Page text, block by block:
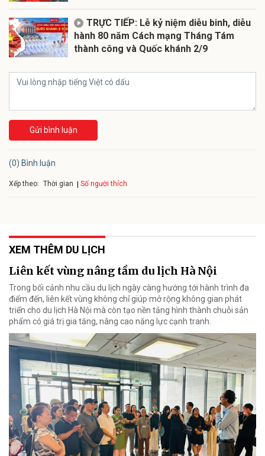
TRỰC TIẾP: Lễ kỷ niệm diễu binh, diễu
hành 80 năm Cách mạng Tháng Tám
thành công và Quốc khánh 2/9
Gửi bình luận
(0) Bình luận
Xếp theo: Thời gian Số người thích
XEM THÊM DU LỊCH
Liên kết vùng nâng tầm du lịch Hà Nội
Trong bối cảnh nhu cầu du lịch ngày càng hướng tới hành trình đa
điểm đến, liên kết vùng không chỉ giúp mở rộng không gian phát
triển cho du lịch Hà Nội mà còn tạo nền tảng hình thành chuỗi sản
phẩm có giá trị gia tăng, nâng cao năng lực cạnh tranh.